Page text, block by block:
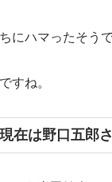
にハマったそうで
すね。
在は野口五郎